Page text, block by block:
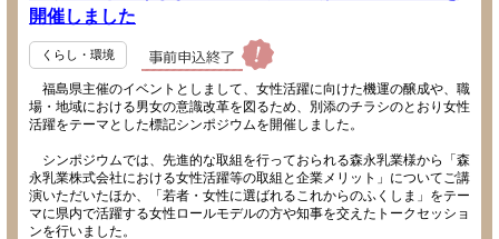
開催しました
くらし・環境
福島県主催のイベントとしまして、女性活躍に向けた機運の醸成や、職
場・地域における男女の意識改革を図るため、別添のチラシのとおり女性
活躍をテーマとした標記シンポジウムを開催しました。
シンポジウムでは、先進的な取組を行っておられる森永乳業様から「森
永乳業株式会社における女性活躍等の取組と企業メリット」についてご講
演いただいたほか、「若者・女性に選ばれるこれからのふくしま」をテー
マに県内で活躍する女性ロールモデルの方や知事を交えたトークセッショ
ンを行いました。